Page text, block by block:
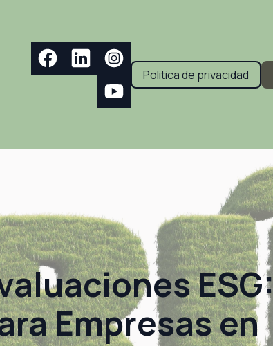
Politica de privacidad
ESG:
Empresas en